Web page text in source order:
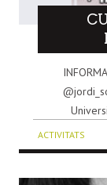
ACTIVITATS